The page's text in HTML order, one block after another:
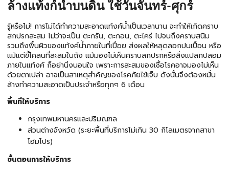
ล้างแท้งก์น้ำบนดิน ใช้วันจันทร์-ศุกร์
รู้หรือไม่! การไม่ได้ทำความสะอาดแท้งค์น้ำเป็นเวลานาน จะทำให้เกิดคราบ
สกปรกสะสม ไม่ว่าจะเป็น ตะกรัน, ตะกอน, ตะไคร่ ไปจนถึงคราบสนิม
รวมถึงพื้นผิวของแท้งค์น้ำภายในที่เปื่อย ส่งผลให้หลุดลอกปนเปื้อน หรือ
แม้แต่ขี้โคลนที่สะสมในถัง แม้มองไม่เห็นคราบสกปรกหรือสิ่งแปลกปลอม
ภายในแท้งค์ ก็อย่านิ่งนอนใจ เพราะการสะสมของเชื้อโรคอาจมองไม่เห็น
ด้วยตาเปล่า อาจเป็นสาเหตุสำคัญของโรคภัยไข้เจ็บ ดังนั้นจึงต้องหมั่น
ล้างทำความสะอาดเป็นประจำหรือทุกๆ 6 เดือน
พื้นที่ให้บริการ
กรุงเทพมหานครและปริมณฑล
ส่วนต่างจังหวัด (ระยะพื้นที่บริการไม่เกิน 30 กิโลเมตรจากสาขา
โฮมโปร)
ขั้นตอนการให้บริการ